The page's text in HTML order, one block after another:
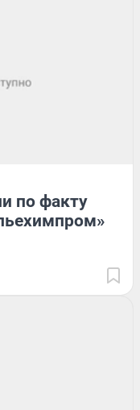
по факту